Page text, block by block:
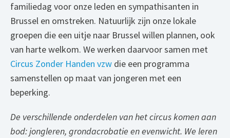
familiedag voor onze leden en sympathisanten in
Brussel en omstreken. Natuurlijk zijn onze lokale
groepen die een uitje naar Brussel willen plannen, ook
van harte welkom. We werken daarvoor samen met
Circus Zonder Handen vzw die een programma
samenstellen op maat van jongeren met een
beperking.
De verschillende onderdelen van het circus komen aan
bod: jongleren, grondacrobatie en evenwicht. We leren